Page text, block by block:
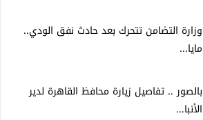
وزارة التضامن تتحرك بعد حادث نفق الودي..
مايا...
بالصور .. تفاصيل زيارة محافظ القاهرة لدير
الأنبا...